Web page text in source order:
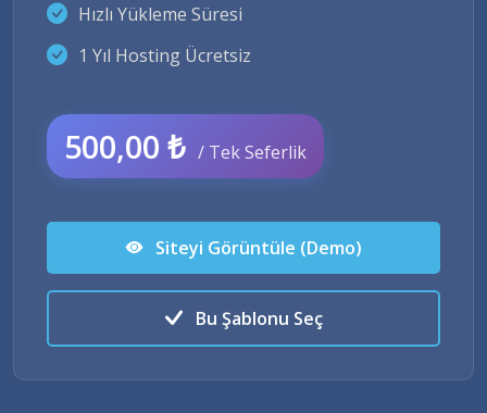
Hızlı Yükleme Süresi
1 Yıl Hosting Ücretsiz
500,00 ₺ / Tek Seferlik
Siteyi Görüntüle (Demo)
Bu Şablonu Seç